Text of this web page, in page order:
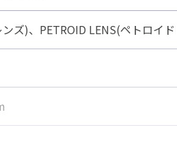
ズ)、PETROID LENS(ペトロイ